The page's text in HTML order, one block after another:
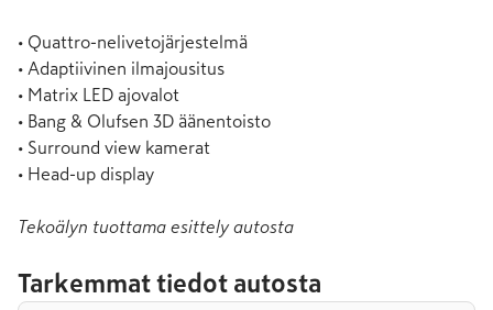
• Quattro-nelivetojärjestelmä
• Adaptiivinen ilmajousitus
• Matrix LED ajovalot
• Bang & Olufsen 3D äänentoisto
• Surround view kamerat
• Head-up display
Tekoälyn tuottama esittely autosta
Tarkemmat tiedot autosta